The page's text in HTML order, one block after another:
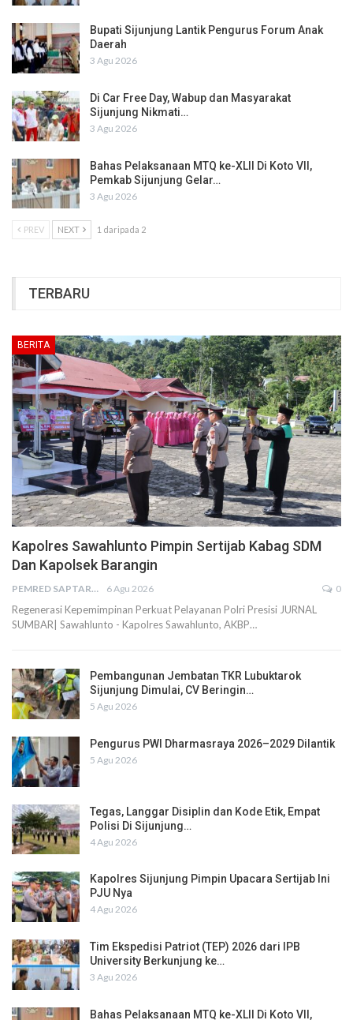
Bupati Sijunjung Lantik Pengurus Forum Anak
Daerah
3 Agu 2026
Di Car Free Day, Wabup dan Masyarakat
Sijunjung Nikmati…
3 Agu 2026
Bahas Pelaksanaan MTQ ke-XLII Di Koto VII,
Pemkab Sijunjung Gelar…
3 Agu 2026
PREV NEXT 1 daripada 2
TERBARU
BERITA
Kapolres Sawahlunto Pimpin Sertijab Kabag SDM
Dan Kapolsek Barangin
PEMRED SAPTARIUS 6 Agu 2026 0
Regenerasi Kepemimpinan Perkuat Pelayanan Polri Presisi JURNAL
SUMBAR| Sawahlunto - Kapolres Sawahlunto, AKBP…
Pembangunan Jembatan TKR Lubuktarok
Sijunjung Dimulai, CV Beringin…
5 Agu 2026
Pengurus PWI Dharmasraya 2026–2029 Dilantik
5 Agu 2026
Tegas, Langgar Disiplin dan Kode Etik, Empat
Polisi Di Sijunjung…
4 Agu 2026
Kapolres Sijunjung Pimpin Upacara Sertijab Ini
PJU Nya
4 Agu 2026
Tim Ekspedisi Patriot (TEP) 2026 dari IPB
University Berkunjung ke…
3 Agu 2026
Bahas Pelaksanaan MTQ ke-XLII Di Koto VII,